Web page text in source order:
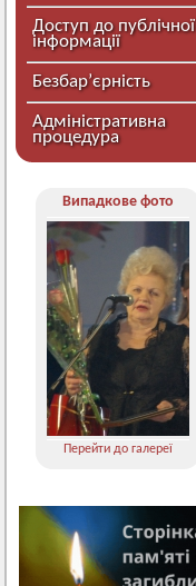
Доступ до публічної
інформації
Безбар’єрність
Адміністративна
процедура
Випадкове фото
Перейти до галереї